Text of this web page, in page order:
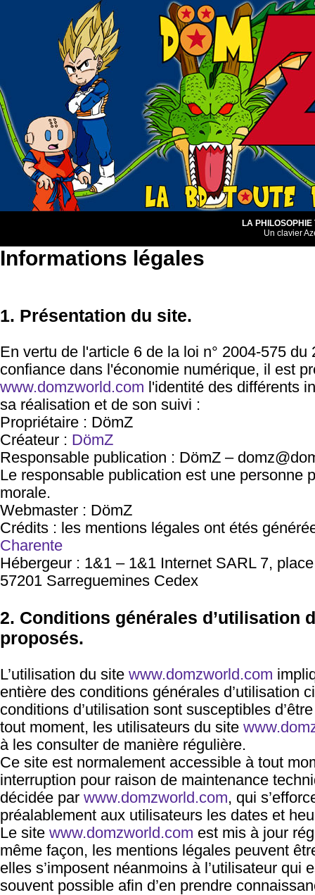
LA
Un clavier
Informations légales
1. Présentation du site.
En vertu de l'article 6 de la loi n° 2004-575 du
confiance dans l'économie numérique, il est
www.domzworld.com l'identité des différents
sa réalisation et de son suivi :
Propriétaire : DömZ
Créateur : DömZ
Responsable publication : DömZ –
Le responsable publication est une personne
morale.
Webmaster : DömZ
Crédits : les mentions légales ont étés
Charente
Hébergeur : 1&1 – 1&1 Internet SARL 7,
57201 Sarreguemines Cedex
2. Conditions générales d’utilisation
proposés.
L’utilisation du site www.domzworld.com
entière des conditions générales d’utilisation
conditions d’utilisation sont susceptibles
tout moment, les utilisateurs du site
à les consulter de manière régulière.
Ce site est normalement accessible à tout
interruption pour raison de maintenance
décidée par www.domzworld.com, qui
préalablement aux utilisateurs les dates et
Le site www.domzworld.com est mis à jour
même façon, les mentions légales peuvent
elles s’imposent néanmoins à l’utilisateur qui
souvent possible afin d’en prendre